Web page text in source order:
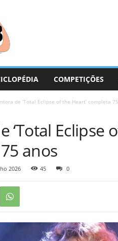
COMPETIÇÕES
de ‘Total Eclipse of the Heart’ completa
‘Total Eclipse
anos
2026 45 0